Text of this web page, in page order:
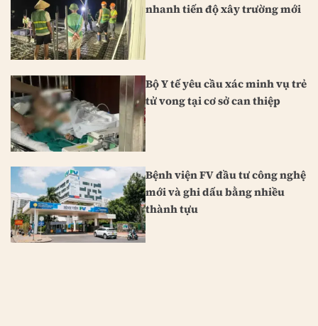
nhanh tiến độ xây trường mới
Bộ Y tế yêu cầu xác minh vụ trẻ
tử vong tại cơ sở can thiệp
Bệnh viện FV đầu tư công nghệ
mới và ghi dấu bằng nhiều
thành tựu